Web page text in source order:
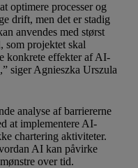
optimere processer og
drift, men det er stadig
anvendes med størst
som projektet skal
konkrete effekter af AI-
siger Agnieszka Urszula
analyse af barriererne
at implementere AI-
chartering aktiviteter.
AI kan påvirke
over tid.